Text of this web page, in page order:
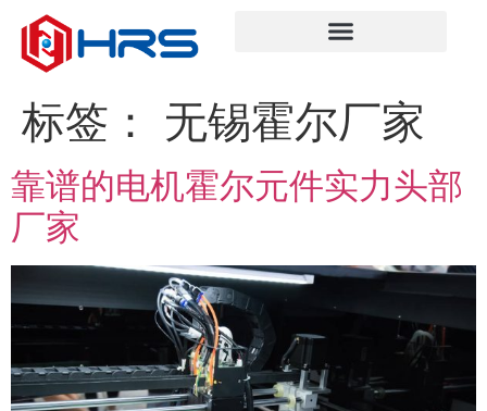
标签： 无锡霍尔厂家
靠谱的电机霍尔元件实力头部
厂家